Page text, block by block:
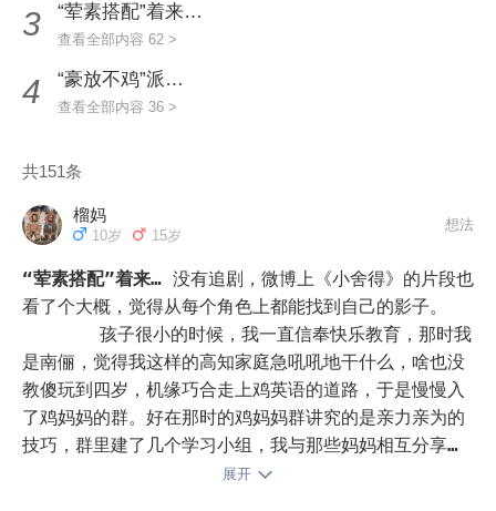
3 “荤素搭配”着来…
查看全部内容 62 >
4 “豪放不鸡”派…
查看全部内容 36 >
共151条
榴妈
10岁 15岁
想法
“荤素搭配”着来… 没有追剧，微博上《小舍得》的片段也
看了个大概，觉得从每个角色上都能找到自己的影子。
       孩子很小的时候，我一直信奉快乐教育，那时我
是南俪，觉得我这样的高知家庭急吼吼地干什么，啥也没
教傻玩到四岁，机缘巧合走上鸡英语的道路，于是慢慢入
了鸡妈妈的群。好在那时的鸡妈妈群讲究的是亲力亲为的
技巧，群里建了几个学习小组，我与那些妈妈相互分享游
戏手段，快乐鸡娃。快上小学了，奥数的风刮起来了，好
展开